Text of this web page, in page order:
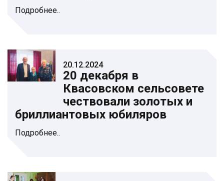
Подробнее..
20.12.2024
20 декабря в
Квасовском сельсовете
чествовали золотых и
бриллиантовых юбиляров
Подробнее..